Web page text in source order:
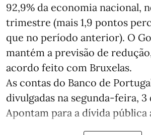
92,9% da economia nacional,
trimestre (mais 1,9 pontos
que no período anterior). O
mantém a previsão de
acordo feito com Bruxelas.
As contas do Banco de
divulgadas na segunda-feira, 3
Apontam para a dívida pública